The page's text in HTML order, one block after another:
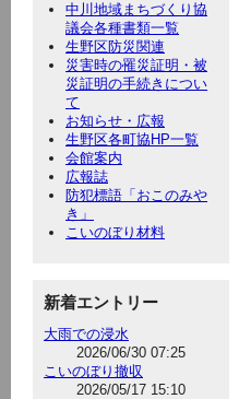
中川地域まちづくり協
議会各種書類一覧
生野区防災関連
災害時の罹災証明・被
災証明の手続きについ
て
お知らせ・広報
生野区各町協HP一覧
会館案内
広報誌
防犯標語「おこのみや
き」
こいのぼり材料
新着エントリー
大雨での浸水
2026/06/30 07:25
こいのぼり撤収
2026/05/17 15:10